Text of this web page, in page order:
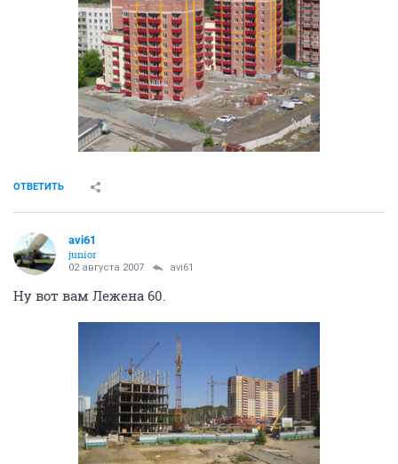
ОТВЕТИТЬ
avi61
junior
02 августа 2007 avi61
Ну вот вам Лежена 60.